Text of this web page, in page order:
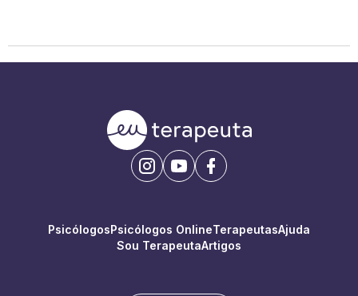
PsicólogosPsicólogos OnlineTerapeutasAjuda
Sou TerapeutaArtigos